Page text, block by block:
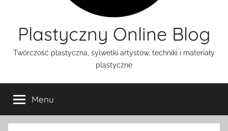
Plastyczny Online Blog
Twórczość plastyczna, sylwetki artystów, techniki i materiały
plastyczne
Menu